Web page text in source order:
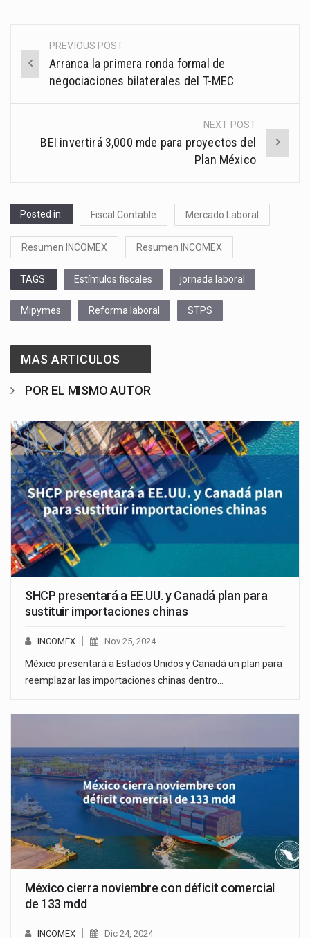
Post
navigation
PREVIOUS POST
Arranca la primera ronda formal de
negociaciones bilaterales del T-MEC
NEXT POST
BEI invertirá 3,000 mde para proyectos del
Plan México
Posted in: Fiscal Contable Mercado Laboral
Resumen INCOMEX Resumen INCOMEX
TAGS: Estímulos fiscales jornada laboral
Mipymes Reforma laboral STPS
MAS ARTICULOS
POR EL MISMO AUTOR
SHCP presentará a EE.UU. y Canadá plan para
sustituir importaciones chinas
INCOMEX Nov 25, 2024
México presentará a Estados Unidos y Canadá un plan para
reemplazar las importaciones chinas dentro…
México cierra noviembre con déficit comercial
de 133 mdd
INCOMEX Dic 24, 2024